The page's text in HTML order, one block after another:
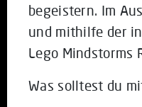
begeistern. Im
und mithilfe der
Lego Mindstorms
Was solltest du